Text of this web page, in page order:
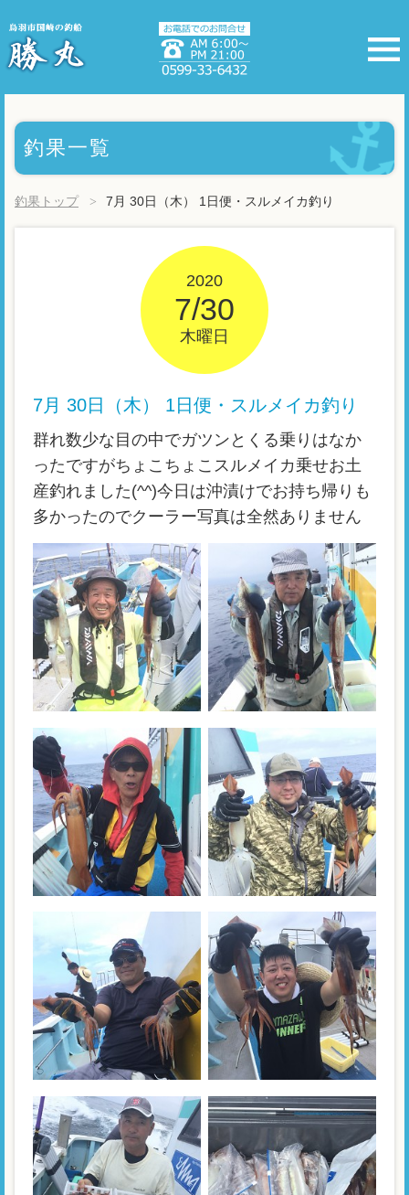
釣果一覧
釣果トップ 7月 30日（木） 1日便・スルメイカ釣り
2020
7/30
木曜日
7月 30日（木） 1日便・スルメイカ釣り
群れ数少な目の中でガツンとくる乗りはなか
ったですがちょこちょこスルメイカ乗せお土
産釣れました(^^)今日は沖漬けでお持ち帰りも
多かったのでクーラー写真は全然ありません